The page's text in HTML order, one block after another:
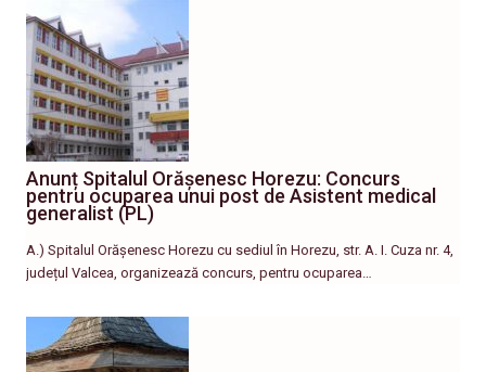
Anunț Spitalul Orășenesc Horezu: Concurs
pentru ocuparea unui post de Asistent medical
generalist (PL)
A.) Spitalul Orășenesc Horezu cu sediul în Horezu, str. A. I. Cuza nr. 4,
județul Valcea, organizează concurs, pentru ocuparea…